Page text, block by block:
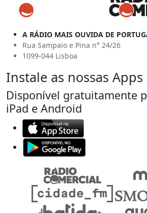
A RÁDIO MAIS OUVIDA DE
Rua Sampaio e Pina n° 24/26
1099-044 Lisboa
Instale as nossas Apps
Disponível gratuitamente
iPad e Android